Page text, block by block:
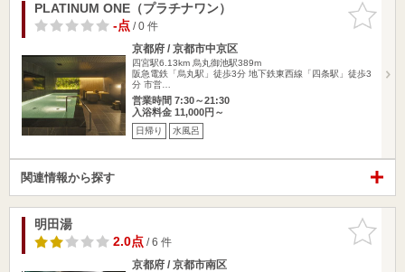
お気に入
りに追加
PLATINUM ONE（プラチナワン）
-点/ 0 件
京都府 / 京都市中京区
四宮駅6.13km 烏丸御池駅389m
阪急電鉄「烏丸駅」徒歩3分 地下鉄東西線「四条駅」徒歩3
分 市営…
営業時間 7:30～21:30
入浴料金 11,000円～
日帰り 水風呂
関連情報から探す
お気に入
りに追加
明田湯
2.0点/ 6 件
京都府 / 京都市南区